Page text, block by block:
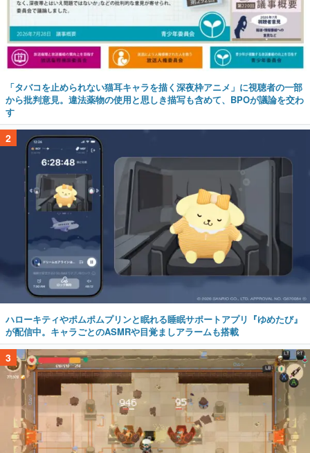
「タバコを止められない猫耳キャラを描く深夜枠アニメ」に視聴者の一部
から批判意見。違法薬物の使用と思しき描写も含めて、BPOが議論を交わ
す
2
ハローキティやポムポムプリンと眠れる睡眠サポートアプリ『ゆめたび』
が配信中。キャラごとのASMRや目覚ましアラームも搭載
3